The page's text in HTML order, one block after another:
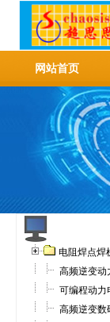
网站首页
电阻焊点焊
高频逆变动
可编程动力
高频逆变数